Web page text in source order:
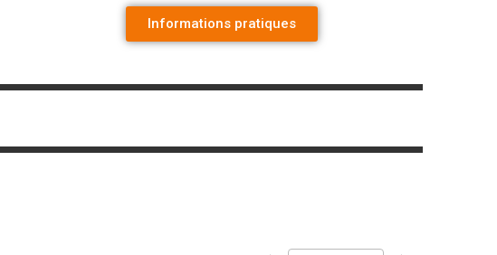
Informations pratiques